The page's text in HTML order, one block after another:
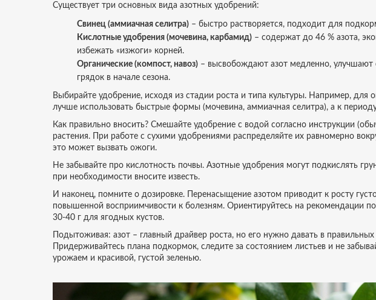
Существует три основных вида азотных удобрений:
Свинец (аммиачная селитра) – быстро растворяется, подходит для
Кислотные удобрения (мочевина, карбамид) – содержат до 46 % азота,
избежать «изжоги» корней.
Органические (компост, навоз) – высвобождают азот медленно, улучшают
грядок в начале сезона.
Выбирайте удобрение, исходя из стадии роста и типа культуры. Например, для
лучше использовать быстрые формы (мочевина, аммиачная селитра), а к
Как правильно вносить? Смешайте удобрение с водой согласно инструкции
растения. При работе с сухими удобрениями распределяйте их равномерно
это может вызвать ожоги.
Не забывайте про кислотность почвы. Азотные удобрения могут подкислять
при необходимости вносите известь.
И наконец, помните о дозировке. Перенасыщение азотом приводит к росту
повышенной восприимчивости к болезням. Ориентируйтесь на рекомендации
30‑40 г для ягодных кустов.
Подытоживая: азот – главный драйвер роста, но его нужно давать в
Придерживайтесь плана подкормок, следите за состоянием листьев и не
урожаем и красивой, густой зеленью.